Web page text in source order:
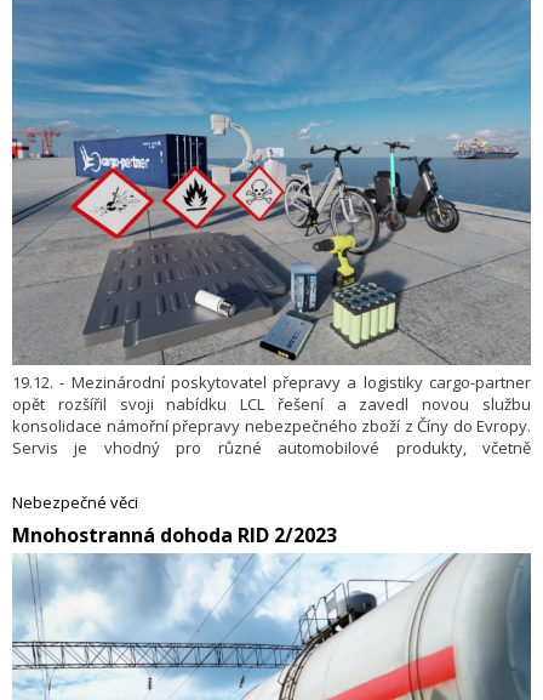
19.12. - Mezinárodní poskytovatel přepravy a logistiky cargo-partner
opět rozšířil svoji nabídku LCL řešení a zavedl novou službu
konsolidace námořní přepravy nebezpečného zboží z Číny do Evropy.
Servis je vhodný pro různé automobilové produkty, včetně
Nebezpečné věci
Mnohostranná dohoda RID 2/2023